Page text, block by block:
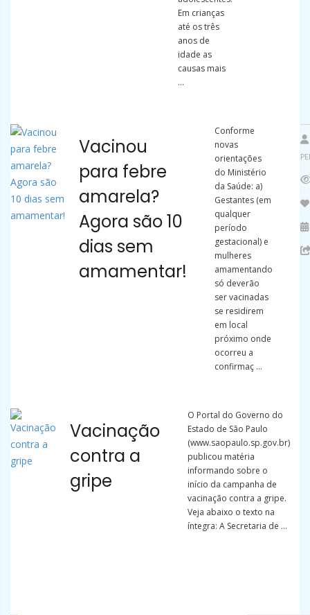
Em crianças
até os três
anos de
idade as
causas mais
...
Vacinou
para febre
amarela?
Agora são 10
dias sem
amamentar!
Conforme
novas
orientações
do Ministério
da Saúde: a)
Gestantes (em
qualquer
período
gestacional) e
mulheres
amamentando
só deverão
ser vacinadas
se residirem
em local
próximo onde
ocorreu a
confirmaç ...
Vacinação
contra a
gripe
O Portal do Governo do
Estado de São Paulo
(www.saopaulo.sp.gov.br)
publicou matéria
informando sobre o
início da campanha de
vacinação contra a gripe.
Veja abaixo o texto na
íntegra: A Secretaria de ...